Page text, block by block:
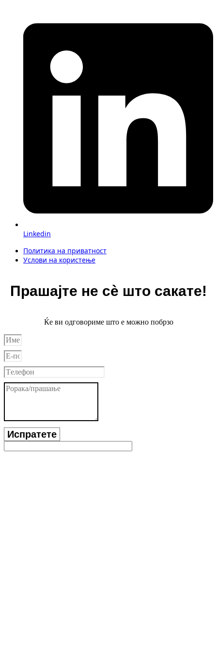
Linkedin
Политика на приватност
Услови на користење
Прашајте не сè што сакате!
Ќе ви одговориме што е можно побрзо
Испратете